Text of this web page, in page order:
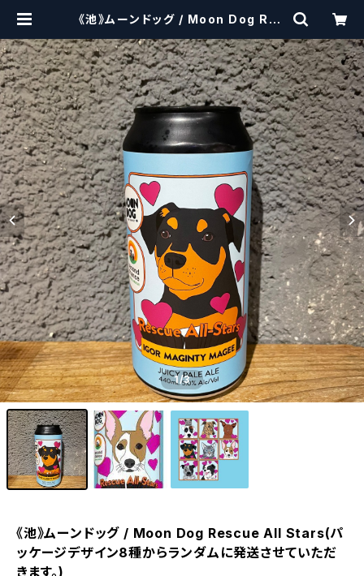
《池》ムーンドッグ / Moon Dog Res
8種からランダムに発送させていただ
きます。) | craftbeerscissors
1/3
《池》ムーンドッグ / Moon Dog Rescue All Stars(パ
ッケージデザイン8種からランダムに発送させていただ
きます。)